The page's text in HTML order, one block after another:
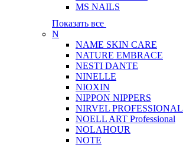
MS NAILS
Показать все
N
NAME SKIN CARE
NATURE EMBRACE
NESTI DANTE
NINELLE
NIOXIN
NIPPON NIPPERS
NIRVEL PROFESSIONAL
NOELL ART Professional
NOLAHOUR
NOTE